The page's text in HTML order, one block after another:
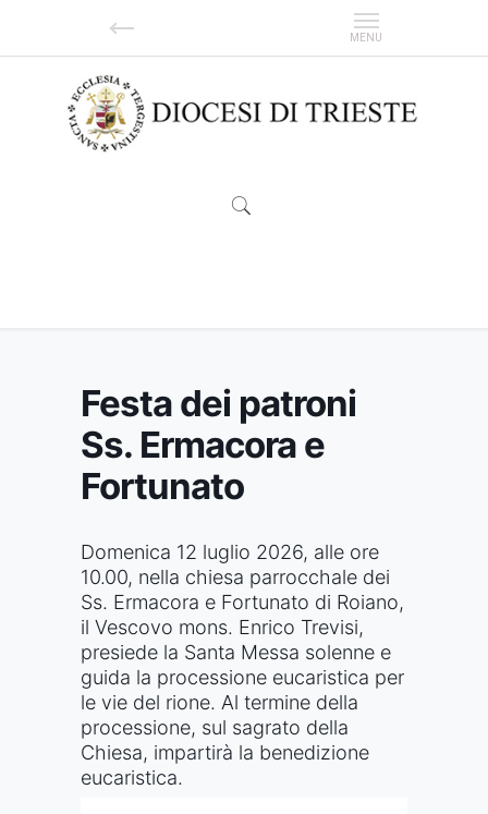
Festa dei patroni
Ss. Ermacora e
Fortunato
Domenica 12 luglio 2026, alle ore
10.00, nella chiesa parrocchale dei
Ss. Ermacora e Fortunato di Roiano,
il Vescovo mons. Enrico Trevisi,
presiede la Santa Messa solenne e
guida la processione eucaristica per
le vie del rione. Al termine della
processione, sul sagrato della
Chiesa, impartirà la benedizione
eucaristica.